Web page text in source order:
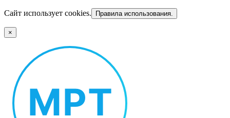
Сайт использует cookies. Правила использования.
×